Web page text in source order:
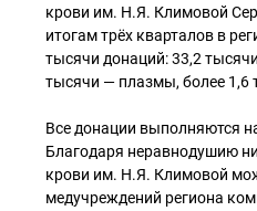
крови им. Н.Я. Климовой
итогам трёх кварталов в
тысячи донаций: 33,2
тысячи — плазмы, более 1,6
Все донации выполняются
Благодаря неравнодушию
крови им. Н.Я. Климовой
медучреждений региона